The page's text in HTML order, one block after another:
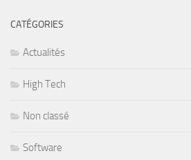
CATÉGORIES
Actualités
High Tech
Non classé
Software